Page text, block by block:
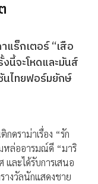
แร็กเตอร์ “เสือ
นี้จะโหดและมันส์
นไทยฟอร์มยักษ์
ดราม่าเรื่อง “รัก
หล่ออารมณ์ดี “มาริ
และได้รับการเสนอ
างวัลนักแสดงชาย